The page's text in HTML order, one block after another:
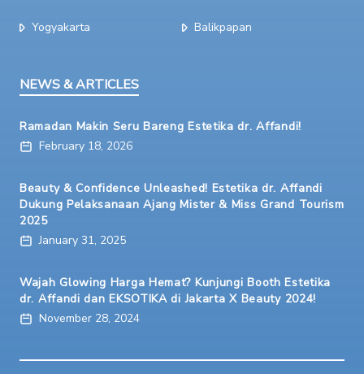
Yogyakarta Balikpapan
NEWS & ARTICLES
Ramadan Makin Seru Bareng Estetika dr. Affandi!
February 18, 2026
Beauty & Confidence Unleashed! Estetika dr. Affandi
Dukung Pelaksanaan Ajang Mister & Miss Grand Tourism
2025
January 31, 2025
Wajah Glowing Harga Hemat? Kunjungi Booth Estetika
dr. Affandi dan EKSOTIKA di Jakarta X Beauty 2024!
November 28, 2024